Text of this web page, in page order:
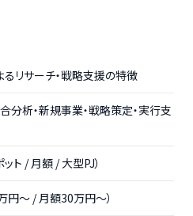
リサーチ・戦略支援の特徴
分析・新規事業・戦略策定・実行支
ト / 月額 / 大型PJ）
円〜 / 月額30万円〜）